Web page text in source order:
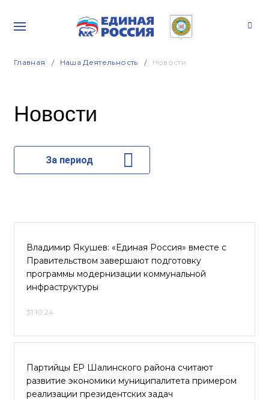
Главная Наша Деятельность Новости
Новости
За период
Владимир Якушев: «Единая Россия» вместе с
Правительством завершают подготовку
программы модернизации коммунальной
инфраструктуры
31.10.24
Партийцы ЕР Шалинского района считают
развитие экономики муниципалитета примером
реализации президентских задач